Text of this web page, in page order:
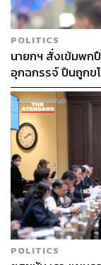
POLITICS
นายกฯ สั่งเข้มพก
อุกฉกรรจ์ ปืนถูกข
POLITICS